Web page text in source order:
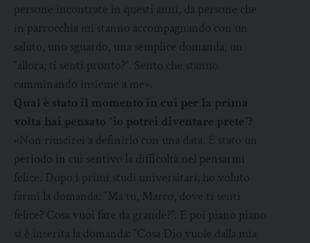
persone incontrate in questi anni, da persone che
in parrocchia mi stanno accompagnando con un
saluto, uno sguardo, una semplice domanda, un
“allora, ti senti pronto?”. Sento che stanno
camminando insieme a me».
Qual è stato il momento in cui per la prima
volta hai pensato “io potrei diventare prete”?
«Non riuscirei a definirlo con una data. È stato un
periodo in cui sentivo la difficoltà nel pensarmi
felice. Dopo i primi studi universitari, ho voluto
farmi la domanda: “Ma tu, Marco, dove ti senti
felice? Cosa vuoi fare da grande?”. E poi piano piano
si è inserita la domanda: “Cosa Dio vuole dalla mia